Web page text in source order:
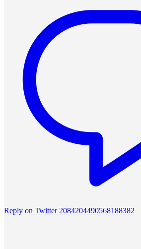
Reply on Twitter 2084204490568188382